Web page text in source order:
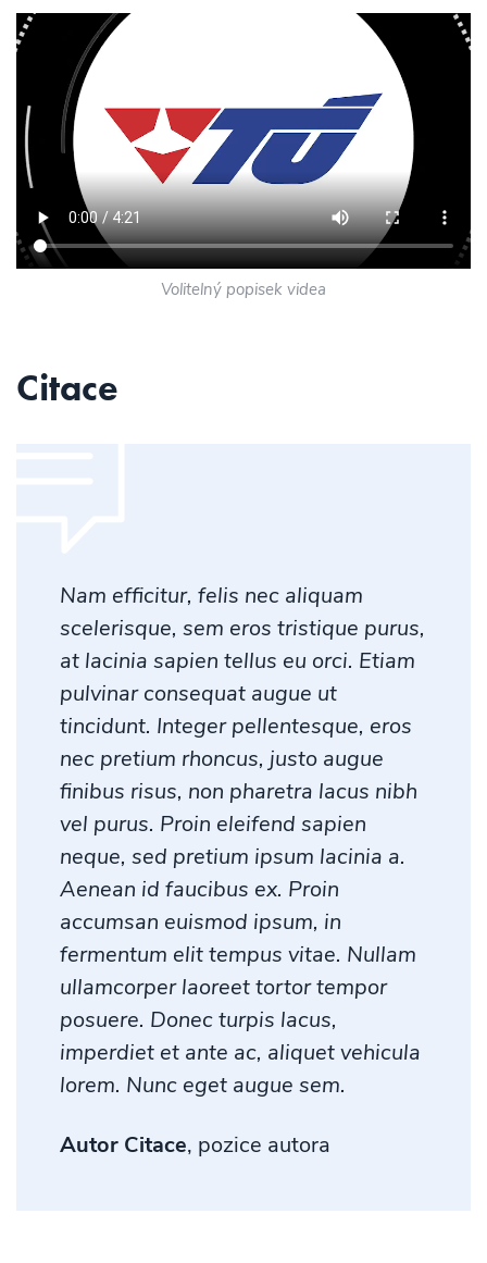
Volitelný popisek videa
Citace
Nam efficitur, felis nec aliquam
scelerisque, sem eros tristique purus,
at lacinia sapien tellus eu orci. Etiam
pulvinar consequat augue ut
tincidunt. Integer pellentesque, eros
nec pretium rhoncus, justo augue
finibus risus, non pharetra lacus nibh
vel purus. Proin eleifend sapien
neque, sed pretium ipsum lacinia a.
Aenean id faucibus ex. Proin
accumsan euismod ipsum, in
fermentum elit tempus vitae. Nullam
ullamcorper laoreet tortor tempor
posuere. Donec turpis lacus,
imperdiet et ante ac, aliquet vehicula
lorem. Nunc eget augue sem.
Autor Citace, pozice autora